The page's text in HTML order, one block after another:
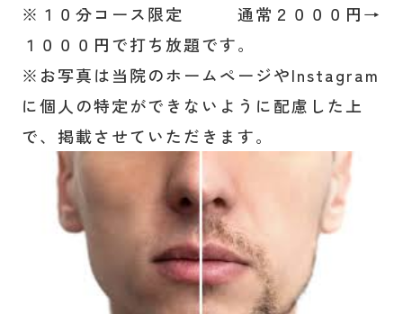
※１０分コース限定 通常２０００円→
１０００円で打ち放題です。
※お写真は当院のホームページやInstagram
に個人の特定ができないように配慮した上
で、掲載させていただきます。